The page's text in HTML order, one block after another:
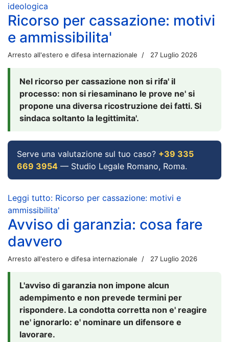
ideologica
Ricorso per cassazione: motivi
e ammissibilita'
Arresto all'estero e difesa internazionale 27 Luglio 2026
Nel ricorso per cassazione non si rifa' il
processo: non si riesaminano le prove ne' si
propone una diversa ricostruzione dei fatti. Si
sindaca soltanto la legittimita'.
Serve una valutazione sul tuo caso? +39 335
669 3954 — Studio Legale Romano, Roma.
Leggi tutto: Ricorso per cassazione: motivi e
ammissibilita'
Avviso di garanzia: cosa fare
davvero
Arresto all'estero e difesa internazionale 27 Luglio 2026
L'avviso di garanzia non impone alcun
adempimento e non prevede termini per
rispondere. La condotta corretta non e' reagire
ne' ignorarlo: e' nominare un difensore e
lavorare.